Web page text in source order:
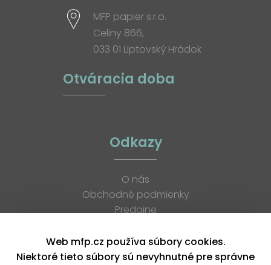
MFP papier s.r.o.
Celiny 866,
033 01 Liptovský Hrádok
Otváracia doba
Odkazy
O nás
Obchodné podmienky
Predajne
K stiahnutiu
Blog
Web mfp.cz používa súbory cookies.
Niektoré tieto súbory sú nevyhnutné pre správne